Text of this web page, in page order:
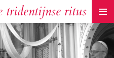
tridentijnse ritus